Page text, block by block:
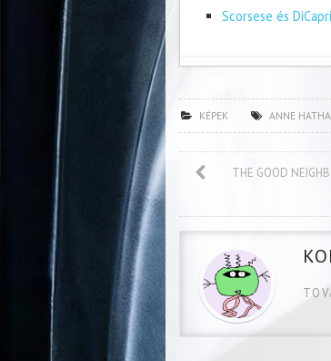
Scorsese és
KÉPEK ANNE
THE GOOD